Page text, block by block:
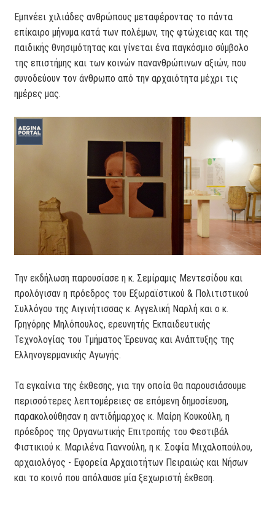
Εμπνέει χιλιάδες ανθρώπους μεταφέροντας το πάντα
επίκαιρο μήνυμα κατά των πολέμων, της φτώχειας και της
παιδικής θνησιμότητας και γίνεται ένα παγκόσμιο σύμβολο
της επιστήμης και των κοινών πανανθρώπινων αξιών, που
συνοδεύουν τον άνθρωπο από την αρχαιότητα μέχρι τις
ημέρες μας.
Την εκδήλωση παρουσίασε η κ. Σεμίραμις Μεντεσίδου και
προλόγισαν η πρόεδρος του Εξωραϊστικού & Πολιτιστικού
Συλλόγου της Αιγινήτισσας κ. Αγγελική Ναρλή και ο κ.
Γρηγόρης Μηλόπουλος, ερευνητής Εκπαιδευτικής
Τεχνολογίας του Τμήματος Έρευνας και Ανάπτυξης της
Ελληνογερμανικής Αγωγής.
Τα εγκαίνια της έκθεσης, για την οποία θα παρουσιάσουμε
περισσότερες λεπτομέρειες σε επόμενη δημοσίευση,
παρακολούθησαν η αντιδήμαρχος κ. Μαίρη Κουκούλη, η
πρόεδρος της Οργανωτικής Επιτροπής του Φεστιβάλ
Φιστικιού κ. Μαριλένα Γιαννούλη, η κ. Σοφία Μιχαλοπούλου,
αρχαιολόγος - Εφορεία Αρχαιοτήτων Πειραιώς και Νήσων
και το κοινό που απόλαυσε μία ξεχωριστή έκθεση.